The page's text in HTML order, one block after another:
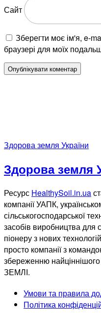
Сайт
Зберегти моє ім'я, e-
браузері для моїх
Здорова земля України
Здорова земля
Ресурс HealthySoil.in.ua
компанії УАПК,
сільськогосподарської
засобів виробництва для
піонеру з нових
просто компанії з
збереженню
ЗЕМЛІ.
Умови та правила
Політика